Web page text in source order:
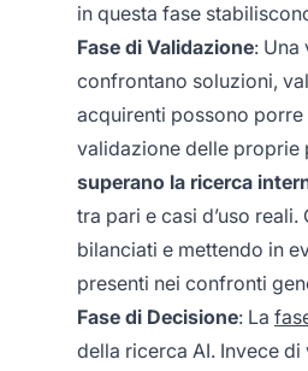
in questa fase
Fase di Validazione:
confrontano soluzioni,
acquirenti possono
validazione delle proprie
superano la ricerca
tra pari e casi d’uso
bilanciati e mettendo in
presenti nei confronti
Fase di Decisione: La
della ricerca AI. Invece